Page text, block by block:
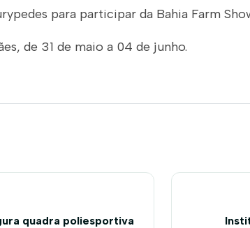
para participar da Bahia Farm
de 31 de maio a 04 de junho.
quadra poliesportiva